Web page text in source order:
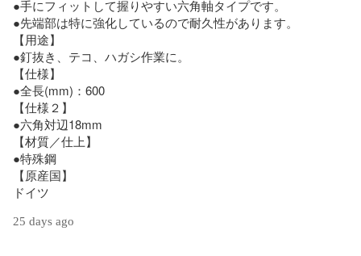
●手にフィットして握りやすい六角軸タイプです。
●先端部は特に強化しているので耐久性があります。
【用途】
●釘抜き、テコ、ハガシ作業に。
【仕様】
●全長(mm)：600
【仕様２】
●六角対辺18mm
【材質／仕上】
●特殊鋼
【原産国】
ドイツ
25 days ago